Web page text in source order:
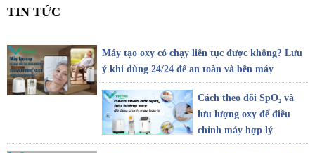
TIN TỨC
Máy tạo oxy có chạy liên tục được không? Lưu
ý khi dùng 24/24 để an toàn và bền máy
Cách theo dõi SpO₂ và
lưu lượng oxy để điều
chỉnh máy hợp lý